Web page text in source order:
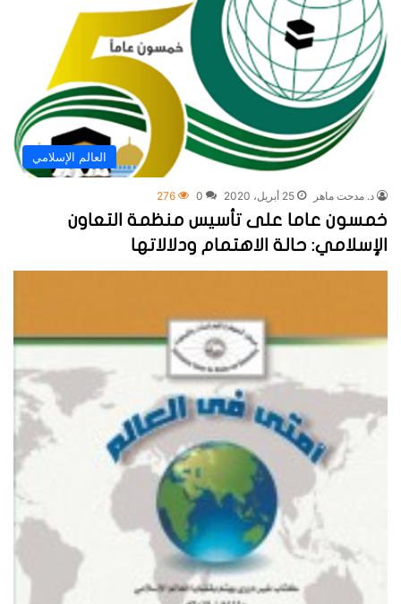
العالم الإسلامي
د. مدحت ماهر 25 أبريل، 2020 0
276
خمسون عاما على تأسيس منظمة التعاون
الإسلامي: حالة الاهتمام ودلالاتها